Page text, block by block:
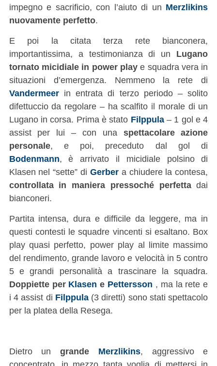
impegno e sacrificio, con l’aiuto di un Merzlikins
nuovamente perfetto.
E poi la citata terza rete bianconera,
importantissima, a testimonianza di un Lugano
tornato micidiale in power playe squadra vera in
situazioni d’emergenza. Nemmeno la rete di
Vandermeerin entrata di terzo periodo – solito
difettuccio da regolare – ha scalfito il morale di un
Lugano in corsa. Prima è stato Filppula– 1 gol e 4
assist per lui – con una spettacolare azione
personale, e poi, preceduto dal gol di
Bodenmann, è arrivato il micidiale polsino di
Klasen nel “sette” di Gerbera chiudere la contesa,
controllata in maniera pressoché perfettadai
bianconeri.
Partita intensa, dura e difficile da leggere, ma in
questi contesti le squadre vincenti si esaltano. Box
play quasi perfetto, power play al limite massimo
del rendimento, grande lavoro e velocità in 5 contro
5 e grandi personalità a trascinare la squadra.
Doppiette per Klasen e Pettersson , ma la rete e
i 4 assist di Filppula(3 diretti) sono stati spettacolo
per la platea della Resega.
Dietro ungrande Merzlikins, aggressivo e